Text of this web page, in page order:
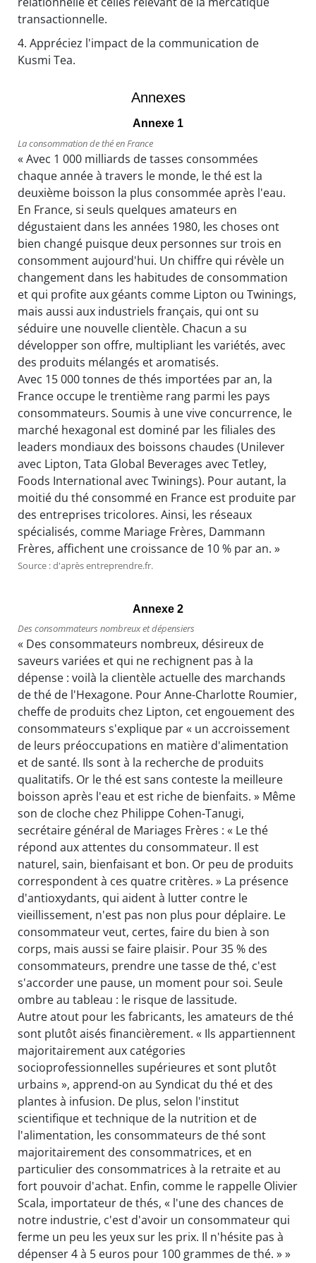
transactionnelle.
4. Appréciez l'impact de la communication de
Kusmi Tea.
Annexes
Annexe 1
La consommation de thé en France
« Avec 1 000 milliards de tasses consommées
chaque année à travers le monde, le thé est la
deuxième boisson la plus consommée après l'eau.
En France, si seuls quelques amateurs en
dégustaient dans les années 1980, les choses ont
bien changé puisque deux personnes sur trois en
consomment aujourd'hui. Un chiffre qui révèle un
changement dans les habitudes de consommation
et qui profite aux géants comme Lipton ou Twinings,
mais aussi aux industriels français, qui ont su
séduire une nouvelle clientèle. Chacun a su
développer son offre, multipliant les variétés, avec
des produits mélangés et aromatisés.
Avec 15 000 tonnes de thés importées par an, la
France occupe le trentième rang parmi les pays
consommateurs. Soumis à une vive concurrence, le
marché hexagonal est dominé par les filiales des
leaders mondiaux des boissons chaudes (Unilever
avec Lipton, Tata Global Beverages avec Tetley,
Foods International avec Twinings). Pour autant, la
moitié du thé consommé en France est produite par
des entreprises tricolores. Ainsi, les réseaux
spécialisés, comme Mariage Frères, Dammann
Frères, affichent une croissance de 10 % par an. »
Source : d'après entreprendre.fr.
Annexe 2
Des consommateurs nombreux et dépensiers
« Des consommateurs nombreux, désireux de
saveurs variées et qui ne rechignent pas à la
dépense : voilà la clientèle actuelle des marchands
de thé de l'Hexagone. Pour Anne-Charlotte Roumier,
cheffe de produits chez Lipton, cet engouement des
consommateurs s'explique par « un accroissement
de leurs préoccupations en matière d'alimentation
et de santé. Ils sont à la recherche de produits
qualitatifs. Or le thé est sans conteste la meilleure
boisson après l'eau et est riche de bienfaits. » Même
son de cloche chez Philippe Cohen-Tanugi,
secrétaire général de Mariages Frères : « Le thé
répond aux attentes du consommateur. Il est
naturel, sain, bienfaisant et bon. Or peu de produits
correspondent à ces quatre critères. » La présence
d'antioxydants, qui aident à lutter contre le
vieillissement, n'est pas non plus pour déplaire. Le
consommateur veut, certes, faire du bien à son
corps, mais aussi se faire plaisir. Pour 35 % des
consommateurs, prendre une tasse de thé, c'est
s'accorder une pause, un moment pour soi. Seule
ombre au tableau : le risque de lassitude.
Autre atout pour les fabricants, les amateurs de thé
sont plutôt aisés financièrement. « Ils appartiennent
majoritairement aux catégories
socioprofessionnelles supérieures et sont plutôt
urbains », apprend-on au Syndicat du thé et des
plantes à infusion. De plus, selon l'institut
scientifique et technique de la nutrition et de
l'alimentation, les consommateurs de thé sont
majoritairement des consommatrices, et en
particulier des consommatrices à la retraite et au
fort pouvoir d'achat. Enfin, comme le rappelle Olivier
Scala, importateur de thés, « l'une des chances de
notre industrie, c'est d'avoir un consommateur qui
ferme un peu les yeux sur les prix. Il n'hésite pas à
dépenser 4 à 5 euros pour 100 grammes de thé. » »